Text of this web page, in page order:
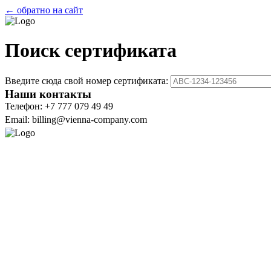
← обратно на сайт
Поиск сертификата
Введите сюда свой номер сертификата:
Наши контакты
Телефон: +7 777 079 49 49
Email: billing@vienna-company.com